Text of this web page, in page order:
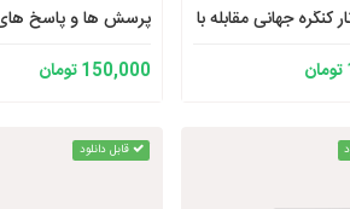
کنگره جهانی مقابله با جریان های افراطی و
پرسش ها و پاسخ
150,000 تومان
قابل دانلود